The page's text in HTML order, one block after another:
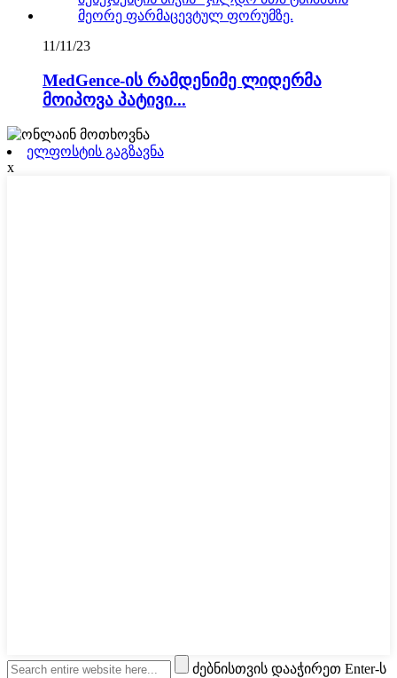
11/11/23
MedGence-ის რამდენიმე ლიდერმა
მოიპოვა პატივი...
ელფოსტის გაგზავნა
x
ძებნისთვის დააჭირეთ Enter-ს